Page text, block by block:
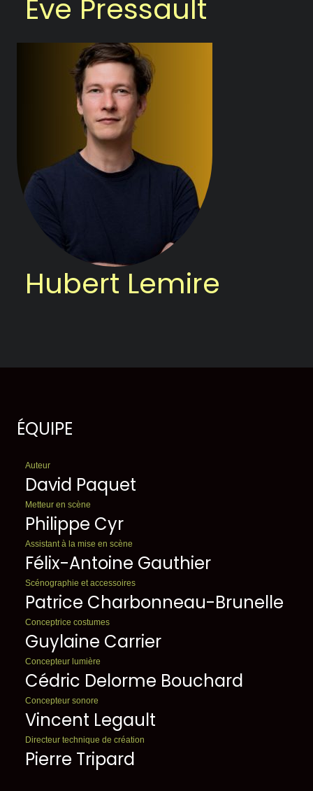
Ève Pressault
Hubert Lemire
ÉQUIPE
Auteur
David Paquet
Metteur en scène
Philippe Cyr
Assistant à la mise en scène
Félix-Antoine Gauthier
Scénographie et accessoires
Patrice Charbonneau-Brunelle
Conceptrice costumes
Guylaine Carrier
Concepteur lumière
Cédric Delorme Bouchard
Concepteur sonore
Vincent Legault
Directeur technique de création
Pierre Tripard